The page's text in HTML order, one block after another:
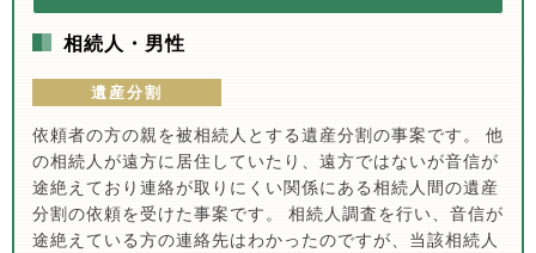
相続人・男性
遺産分割
依頼者の方の親を被相続人とする遺産分割の事案です。 他
の相続人が遠方に居住していたり、遠方ではないが音信が
途絶えており連絡が取りにくい関係にある相続人間の遺産
分割の依頼を受けた事案です。 相続人調査を行い、音信が
途絶えている方の連絡先はわかったのですが、当該相続人